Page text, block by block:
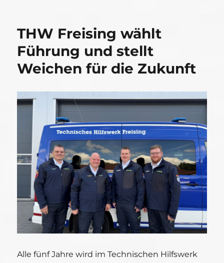
THW Freising wählt
Führung und stellt
Weichen für die Zukunft
Alle fünf Jahre wird im Technischen Hilfswerk